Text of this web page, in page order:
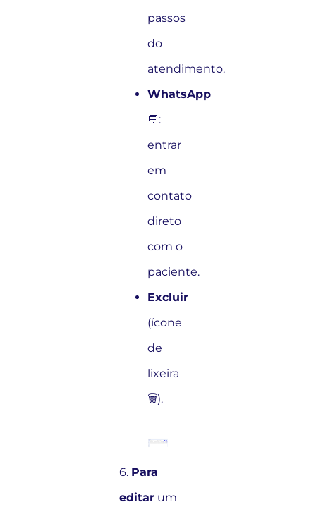
passos
do
atendimento.
WhatsApp
💬:
entrar
em
contato
direto
com o
paciente.
Excluir
(ícone
de
lixeira
🗑️).
6. Para
editar um